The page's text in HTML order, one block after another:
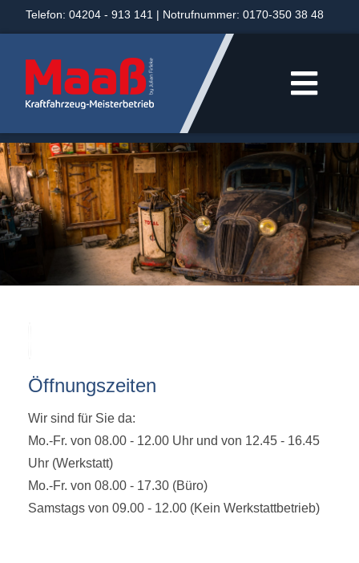
Telefon: 04204 - 913 141 | Notrufnummer: 0170-350 38 48
Öffnungszeiten
Wir sind für Sie da:
Mo.-Fr. von 08.00 - 12.00 Uhr und von 12.45 - 16.45
Uhr (Werkstatt)
Mo.-Fr. von 08.00 - 17.30 (Büro)
Samstags von 09.00 - 12.00 (Kein Werkstattbetrieb)